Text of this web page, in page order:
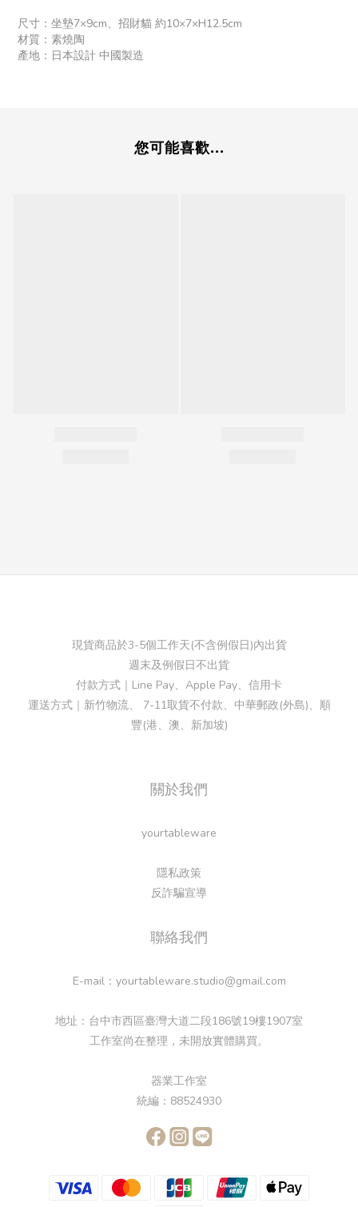
尺寸：坐墊7×9cm、招財貓 約10×7×H12.5cm
材質：素燒陶
產地：日本設計 中國製造
您可能喜歡...
現貨商品於3-5個工作天(不含例假日)內出貨
週末及例假日不出貨
付款方式｜Line Pay、Apple Pay、信用卡
運送方式｜新竹物流、 7-11取貨不付款、中華郵政(外島)、順
豐(港、澳、新加坡)
關於我們
yourtableware
隱私政策
反詐騙宣導
聯絡我們
E-mail：yourtableware.studio@gmail.com
地址：台中市西區臺灣大道二段186號19樓1907室
工作室尚在整理，未開放實體購買。
器業工作室
統編：88524930